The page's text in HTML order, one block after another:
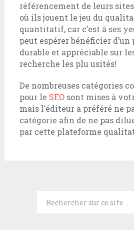
référencement de leurs
où ils jouent le jeu du
quantitatif, car c’est à ses
peut espérer bénéficier
durable et appréciable sur
recherche les plu usités!
De nombreuses catégories
pour le SEOsont mises à
mais l’éditeur a préféré ne
catégorie afin de ne pas
par cette plateforme